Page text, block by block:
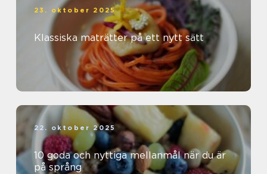
23. oktober 2025
Klassiska maträtter på ett nytt sätt
22. oktober 2025
10 goda och nyttiga mellanmål när du är
på språng